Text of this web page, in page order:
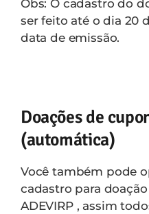
Obs: O cadastro do
ser feito até o dia 20
data de emissão.
Doações de
(automática)
Você também pode
cadastro para
ADEVIRP , assim